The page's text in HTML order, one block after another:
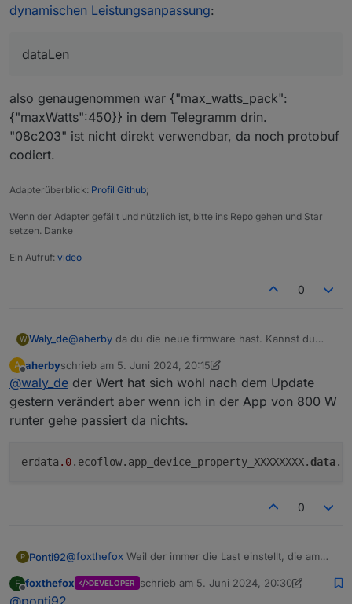
10:10:34.569	info	javascript.0 (21466)
dynamischen Leistungsanpassung:
dataLen
also genaugenommen war {"max_watts_pack":
{"maxWatts":450}} in dem Telegramm drin.
"08c203" ist nicht direkt verwendbar, da noch protobuf
codiert.
Adapterüberblick: Profil Github;
Wenn der Adapter gefällt und nützlich ist, bitte ins Repo gehen und Star
setzen. Danke
Ein Aufruf: video
0
W Waly_de@aherby da du die neue firmware hast. Kannst du
anschließend unter den Objekten an der Stelle:
Zu finden ist?
A
Offline
aherbyschrieb am 5. Juni 2024, 20:15
zuletzt editiert von aherby6. Mai 2024, 22:21
@waly_de der Wert hat sich wohl nach dem Update
gestern verändert aber wenn ich in der App von 800 W
runter gehe passiert da nichts.
erdata .0.ecoflow.app_device_property_XXXXXXXX.data
0
P Ponti92@foxthefox Weil der immer die Last einstellt, die am
auch von kompletter Deckung des Hausbedarfs (shelly
Hier ist das log als ich es eingeschaltet habe:
F
Offline
foxthefox DEVELOPER schrieb am 5. Juni 2024, 20:30
zuletzt editiert von foxthefox6. Mai 2024,
@ponti92